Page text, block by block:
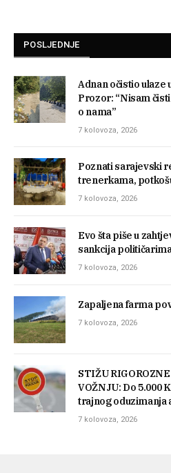
POSLJEDNJE
Adnan očistio ulaze
Prozor: “Nisam
o nama”
7 kolovoza, 2026
Poznati sarajevski
trenerkama,
7 kolovoza, 2026
Evo šta piše u
sankcija
7 kolovoza, 2026
Zapaljena farma
7 kolovoza, 2026
STIŽU
VOŽNJU: Do 5.000
trajnog oduzimanja
7 kolovoza, 2026